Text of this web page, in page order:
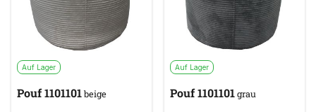
Auf Lager
Pouf 1101101beige
Auf Lager
Pouf 1101101grau